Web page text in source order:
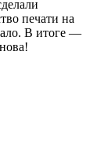
печати на
В итоге —